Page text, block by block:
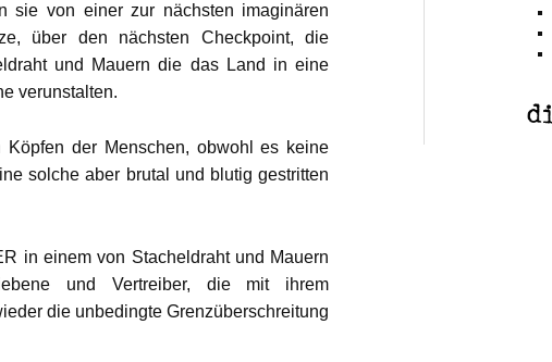
sie von einer zur nächsten imaginären
über den nächsten Checkpoint, die
und Mauern die das Land in eine
verunstalten.
der Menschen, obwohl es keine
solche aber brutal und blutig gestritten
in einem von Stacheldraht und Mauern
und Vertreiber, die mit ihrem
die unbedingte Grenzüberschreitung